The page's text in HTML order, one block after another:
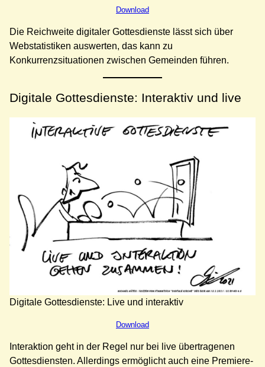
Download
Die Reichweite digitaler Gottesdienste lässt sich über
Webstatistiken auswerten, das kann zu
Konkurrenzsituationen zwischen Gemeinden führen.
Digitale Gottesdienste: Interaktiv und live
Digitale Gottesdienste: Live und interaktiv
Download
Interaktion geht in der Regel nur bei live übertragenen
Gottesdiensten. Allerdings ermöglicht auch eine Premiere-